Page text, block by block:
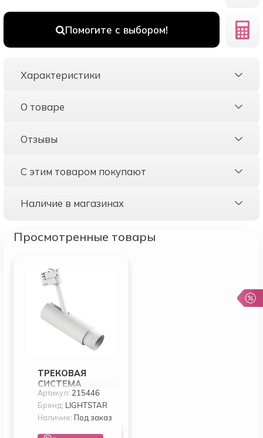
Помогите с выбором!
Характеристики
О товаре
Отзывы
С этим товаром покупают
Наличие в магазинах
Просмотренные товары
ТРЕКОВАЯ
СИСТЕМА
LIGHTSTAR FUOCO
215446
Артикул: 215446
Бренд: LIGHTSTAR
Наличие: Под заказ